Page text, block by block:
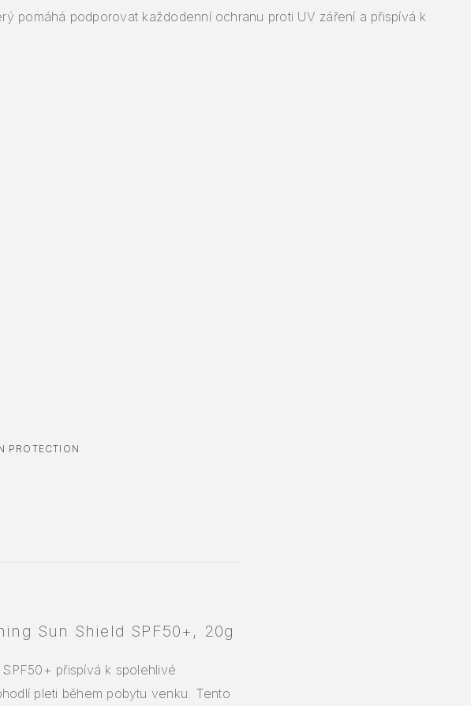
pomáhá podporovat každodenní ochranu proti UV záření a přispívá k
PROTECTION
Sun Shield SPF50+, 20g
přispívá k spolehlivé
pleti během pobytu venku. Tento